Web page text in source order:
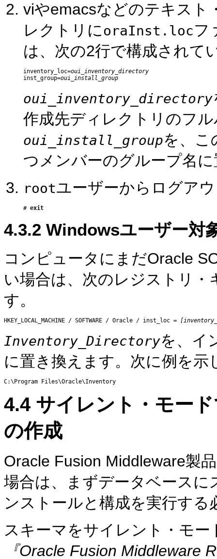
viやemacsなどのテキスト
レクトリにoraInst.locフ
は、次の2行で構成されて
inventory_loc=oui_inventory_directory
inst_group=oui_install_group
oui_inventory_directory
作成先ディレクトリのフ
oui_install_groupを、こ
つメンバーのグループ名
rootユーザーからログア
# exit
4.3.2 Windowsユーザー対
コンピュータにまだOracle
い場合は、次のレジストリ
す。
HKEY_LOCAL_MACHINE / SOFTWARE / Oracle / inst_loc =
Inventory_Directoryを、イ
に置き換えます。次に例を示
4.4 サイレント・モー
の作成
Oracle Fusion Middleware製
場合は、まずデータベース
ンストールと構成を実行する
スキーマをサイレント・モ
『Oracle Fusion Middleware